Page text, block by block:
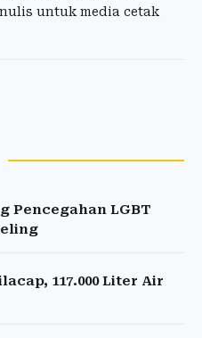
untuk media cetak
Pencegahan LGBT
117.000 Liter Air